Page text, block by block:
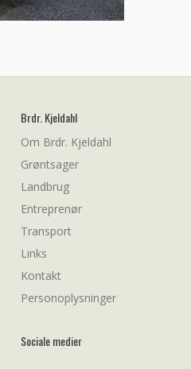
Brdr. Kjeldahl
Om Brdr. Kjeldahl
Grøntsager
Landbrug
Entreprenør
Transport
Links
Kontakt
Personoplysninger
Sociale medier